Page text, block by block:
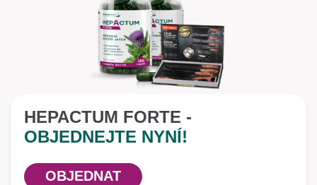
HEPACTUM FORTE -
OBJEDNEJTE NYNÍ!
OBJEDNAT